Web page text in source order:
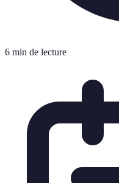
6 min de lecture